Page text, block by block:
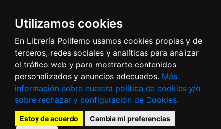
Utilizamos cookies
En Librería Polifemo usamos cookies propias y de
terceros, redes sociales y analíticas para analizar
el tráfico web y para mostrarte contenidos
personalizados y anuncios adecuados. Más
información sobre nuestra política de cookies y/o
sobre rechazar y configuración de Cookies.
Estoy de acuerdo
Cambia mi preferencias